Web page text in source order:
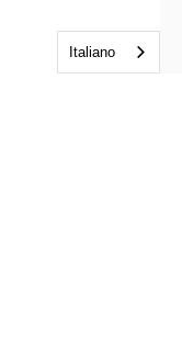
Italiano